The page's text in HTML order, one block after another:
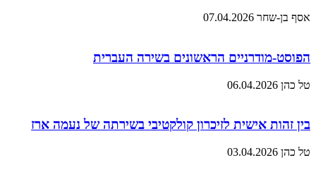
אסף בן-שחר 07.04.2026
הפוסט-מודרניים הראשונים בשירה העברית
טל כהן 06.04.2026
בין זהות אישית לזיכרון קולקטיבי בשירתה של נעמה ארז
טל כהן 03.04.2026